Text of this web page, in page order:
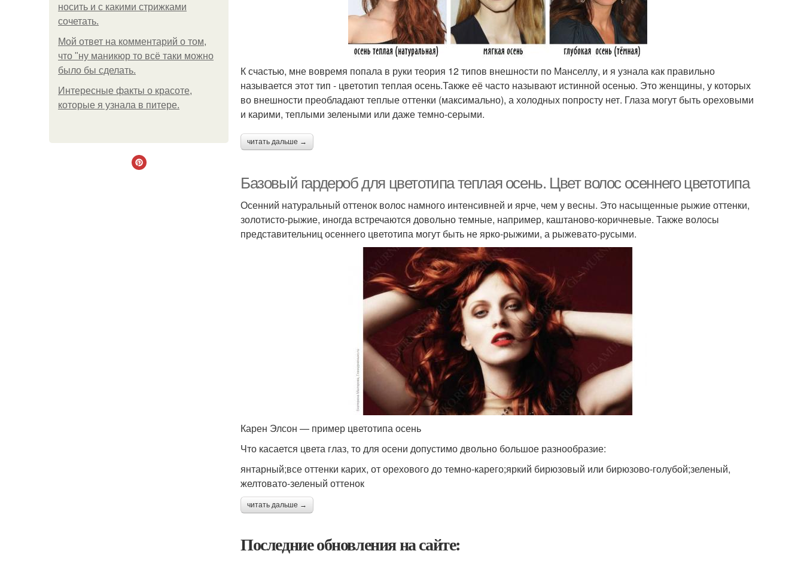
носить и с какими стрижками
сочетать.
Мой ответ на комментарий о том,
что "ну маникюр то всё таки можно
было бы сделать.
Интересные факты о красоте,
которые я узнала в питере.
К счастью, мне вовремя попала в руки теория 12 типов внешности по Манселлу, и я узнала как правильно
называется этот тип - цветотип теплая осень.Также её часто называют истинной осенью. Это женщины, у которых
во внешности преобладают теплые оттенки (максимально), а холодных попросту нет. Глаза могут быть ореховыми
и карими, теплыми зелеными или даже темно-серыми.
читать дальше →
Базовый гардероб для цветотипа теплая осень. Цвет волос осеннего цветотипа
Осенний натуральный оттенок волос намного интенсивней и ярче, чем у весны. Это насыщенные рыжие оттенки,
золотисто-рыжие, иногда встречаются довольно темные, например, каштаново-коричневые. Также волосы
представительниц осеннего цветотипа могут быть не ярко-рыжими, а рыжевато-русыми.
Карен Элсон — пример цветотипа осень
Что касается цвета глаз, то для осени допустимо двольно большое разнообразие:
янтарный;все оттенки карих, от орехового до темно-карего;яркий бирюзовый или бирюзово-голубой;зеленый,
желтовато-зеленый оттенок
читать дальше →
Последние обновления на сайте: